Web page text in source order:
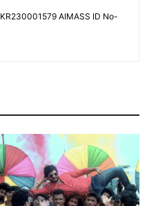
AIMASS ID No-